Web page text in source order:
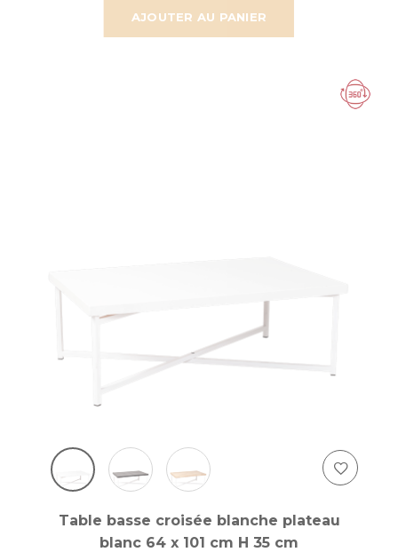
AJOUTER AU PANIER
Table basse croisée blanche plateau
blanc 64 x 101 cm H 35 cm